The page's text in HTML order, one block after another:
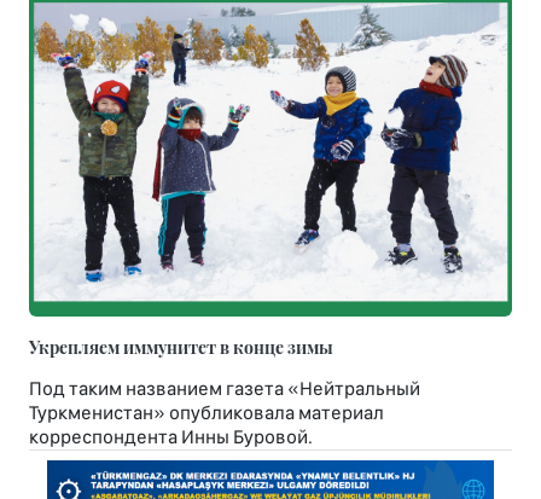
Укрепляем иммунитет в конце зимы
Под таким названием газета «Нейтральный
Туркменистан» опубликовала материал
корреспондента Инны Буровой.